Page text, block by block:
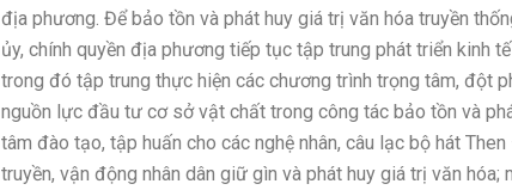
địa phương. Để bảo tồn và phát huy giá trị văn hóa truyền
ủy, chính quyền địa phương tiếp tục tập trung phát triển kinh
trong đó tập trung thực hiện các chương trình trọng tâm, đột
nguồn lực đầu tư cơ sở vật chất trong công tác bảo tồn và
tâm đào tạo, tập huấn cho các nghệ nhân, câu lạc bộ hát
truyền, vận động nhân dân giữ gìn và phát huy giá trị văn hóa;